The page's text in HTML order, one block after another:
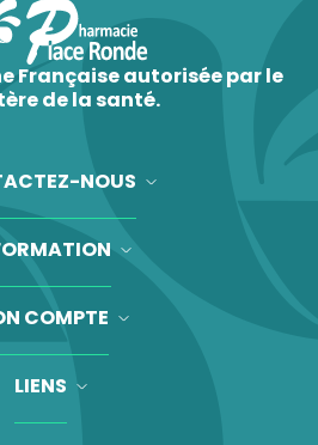
Française autorisée par le
de la santé.
NOUS
COMPTE
LIENS